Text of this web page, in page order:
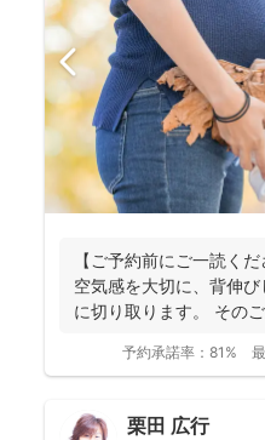
【ご予約前にご一読く
空気感を大切に、背伸
に切り取ります。 その
予約承諾率： 81%
栗田 広行